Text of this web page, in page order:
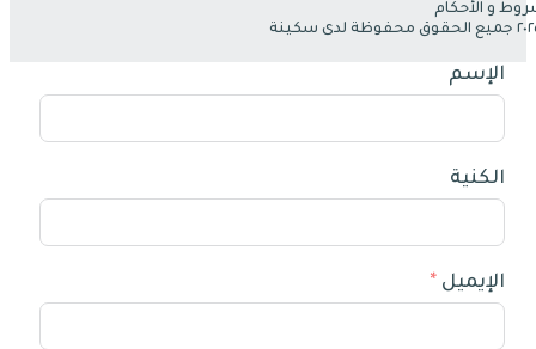
و الأحكام
الإسم
الكنية
الإيميل